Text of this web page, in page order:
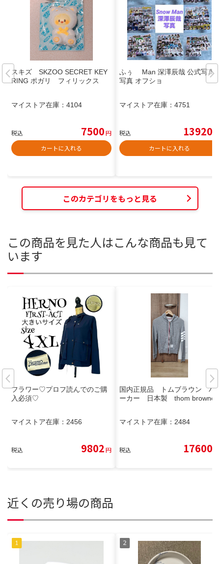
スキズ SKZOO SECRET KEY
RING ポガリ フィリックス
マイストア在庫： 4104
税込 7500円
カートに入れる
ふぅ Man 深澤辰哉 公式写真
写真 オフショ
マイストア在庫： 4751
税込 13920
カートに入れる
このカテゴリをもっと見る
この商品を見た人はこんな商品も見て
います
フラワー♡プロフ読んでのご購
入必須♡
マイストア在庫： 2456
税込 9802円
国内正規品 トムブラウン パ
ーカー 日本製 thom browne
マイストア在庫： 2484
税込 17600
近くの売り場の商品